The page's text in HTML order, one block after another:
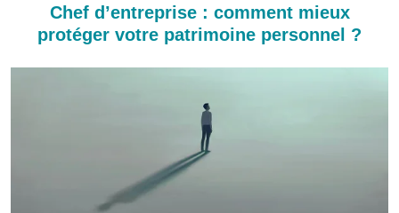
Chef d’entreprise : comment mieux
protéger votre patrimoine personnel ?